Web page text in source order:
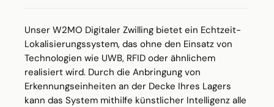
Unser W2MO Digitaler Zwilling bietet ein Echtzeit-
Lokalisierungssystem, das ohne den Einsatz von
Technologien wie UWB, RFID oder ähnlichem
realisiert wird. Durch die Anbringung von
Erkennungseinheiten an der Decke Ihres Lagers
kann das System mithilfe künstlicher Intelligenz alle